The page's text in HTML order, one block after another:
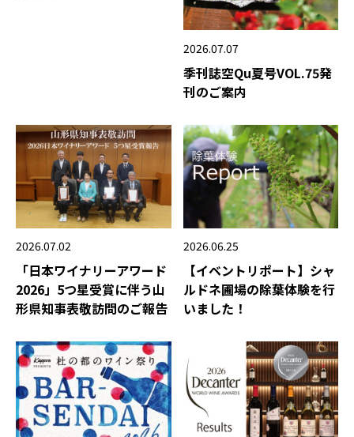
2026.07.07
季刊誌空Qu夏号VOL.75発
刊のご案内
2026.07.02
「日本ワイナリーアワード
2026」5つ星受賞に伴う山
形県知事表敬訪問のご報告
2026.06.25
【イベントリポート】シャ
ルドネ圃場の除葉体験を行
いました！